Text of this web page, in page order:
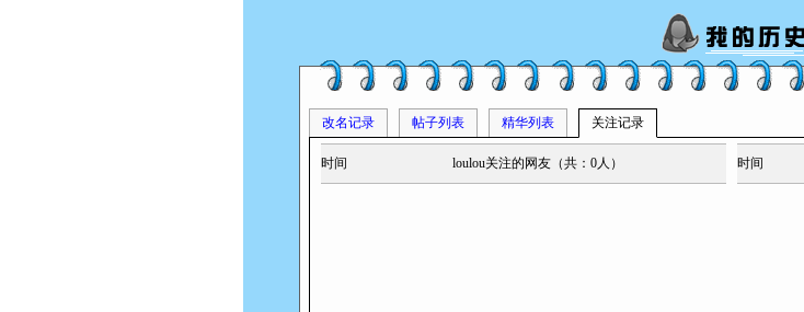
改名记录 帖子列表 精华列表 关注记录
时间 loulou关注的网友（共：0人） 时间